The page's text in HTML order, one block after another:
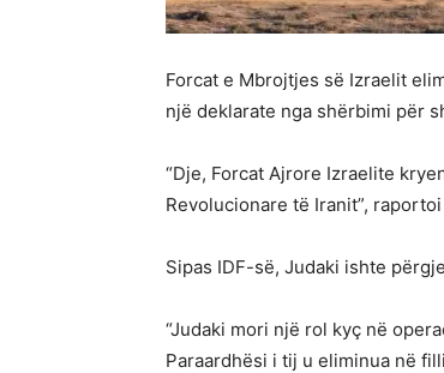
Forcat e Mbrojtjes së Izraelit
një deklarate nga shërbimi për
“Dje, Forcat Ajrore Izraelite
Revolucionare të Iranit”,
Sipas IDF-së, Judaki ishte
“Judaki mori një rol kyç në
Paraardhësi i tij u eliminua në